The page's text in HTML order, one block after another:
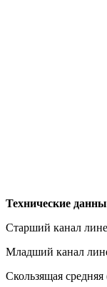
Технические
Старший канал
Младший канал
Скользящая